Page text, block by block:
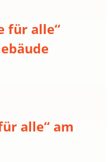
für alle“
alle“ am